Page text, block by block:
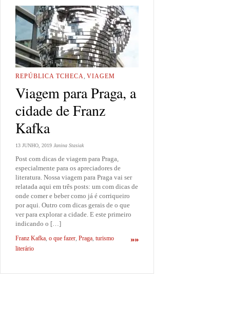
REPÚBLICA TCHECA, VIAGEM
Viagem para Praga, a
cidade de Franz
Kafka
13 JUNHO, 2019 Janina Stasiak
Post com dicas de viagem para Praga,
especialmente para os apreciadores de
literatura. Nossa viagem para Praga vai ser
relatada aqui em três posts: um com dicas de
onde comer e beber como já é corriqueiro
por aqui. Outro com dicas gerais de o que
ver para explorar a cidade. E este primeiro
indicando o […]
»»
Franz Kafka, o que fazer, Praga, turismo
literário